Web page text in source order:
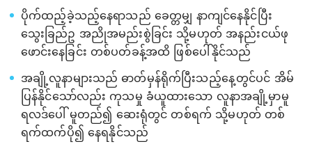
ပိုက်ထည့်ခဲ့သည့်နေရာသည် ခေတ္တမျှ နာကျင်နေနိုင်ပြီး
သွေးခြည်ဥ အညိုအမည်းစွဲခြင်း သို့မဟုတ် အနည်းငယ်ဖု
ဖောင်းနေခြင်း တစ်ပတ်ခန့်အထိ ဖြစ်ပေါ်နိုင်သည်
အချို့လူနာများသည် ဓာတ်မှန်ရိုက်ပြီးသည့်နေ့တွင်ပင် အိမ်
ပြန်နိုင်သော်လည်း ကုသမှု ခံယူထားသော လူနာအချို့မှာမူ
ရလဒ်ပေါ် မူတည်၍ ဆေးရုံတွင် တစ်ရက် သို့မဟုတ် တစ်
ရက်ထက်ပို၍ နေရနိုင်သည်